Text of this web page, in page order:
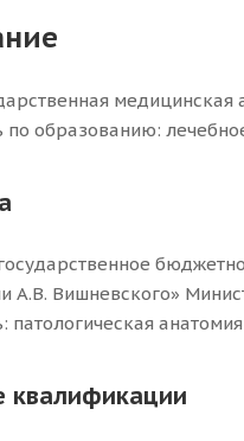
медицинская
по образованию:
А.В. Вишневского»
патологическая анатомия
квалификации